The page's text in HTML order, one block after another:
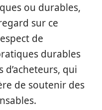
ou durables,
sur ce
de
durables
qui
de soutenir des